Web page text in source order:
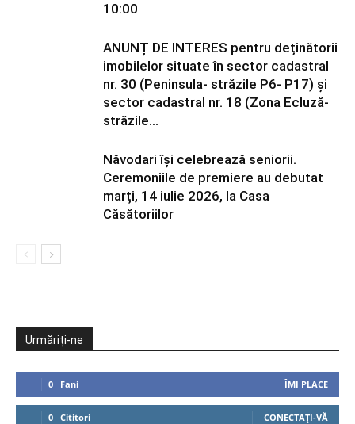
10:00
ANUNȚ DE INTERES pentru deținătorii
imobilelor situate în sector cadastral
nr. 30 (Peninsula- străzile P6- P17) și
sector cadastral nr. 18 (Zona Ecluză-
străzile...
Năvodari își celebrează seniorii.
Ceremoniile de premiere au debutat
marți, 14 iulie 2026, la Casa
Căsătoriilor
Urmăriți-ne
0 Fani ÎMI PLACE
0 Cititori CONECTAȚI-VĂ